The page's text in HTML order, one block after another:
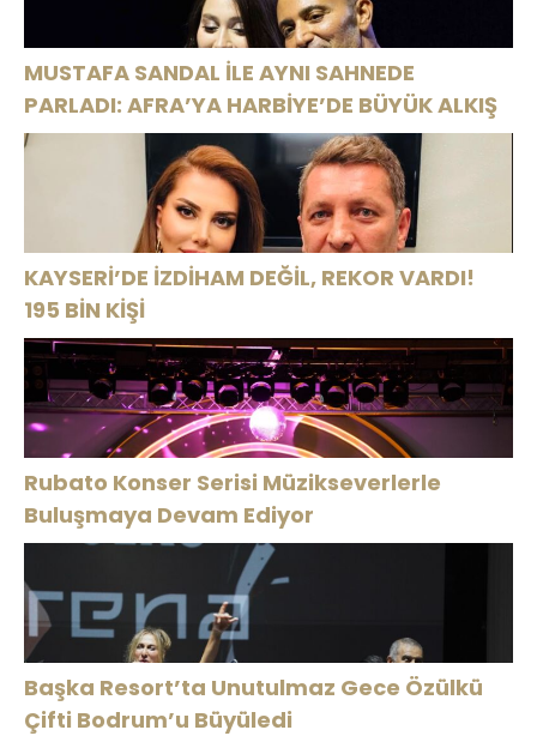
MUSTAFA SANDAL İLE AYNI SAHNEDE
PARLADI: AFRA’YA HARBİYE’DE BÜYÜK ALKIŞ
KAYSERİ’DE İZDİHAM DEĞİL, REKOR VARDI!
195 BİN KİŞİ
Rubato Konser Serisi Müzikseverlerle
Buluşmaya Devam Ediyor
Başka Resort’ta Unutulmaz Gece Özülkü
Çifti Bodrum’u Büyüledi